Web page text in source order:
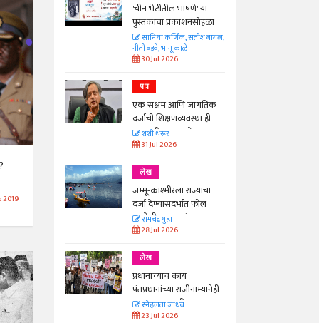
2019
जपणारी
मान्यवर
'चीन भेटीतील भाषणे' या
पुस्तकाचा प्रकाशनसोहळा
सानिया कर्णिक, सतीश बागल,
नीती बडवे, भानू काळे
30 Jul 2026
पत्र
एक सक्षम आणि जागतिक
दर्जाची शिक्षणव्यवस्था ही
काळाची गरज आहे
शशी थरूर
31 Jul 2026
लेख
जम्मू-काश्मीरला राज्याचा
दर्जा देण्यासंदर्भात फोल
ठरलेली आश्वासनं
रामचंद्र गुहा
28 Jul 2026
लेख
प्रधानांच्याच काय
पंतप्रधानांच्या राजीनाम्यानेही
प्रश्न सुटणार नाही, पण...
स्नेहलता जाधव
23 Jul 2026